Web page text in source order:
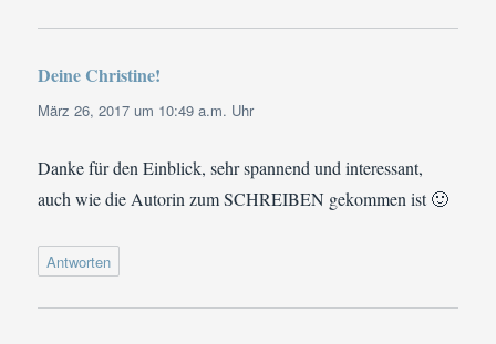
Deine Christine!
März 26, 2017 um 10:49 a.m. Uhr
Danke für den Einblick, sehr spannend und interessant,
auch wie die Autorin zum SCHREIBEN gekommen ist 🙂
Antworten